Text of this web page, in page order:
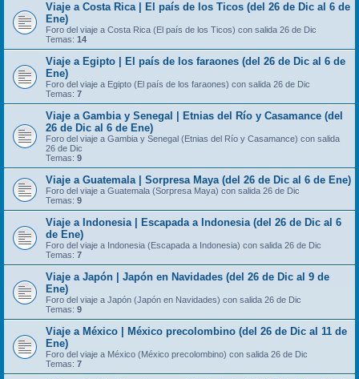
Viaje a Costa Rica | El país de los Ticos (del 26 de Dic al 6 de
Ene)
Foro del viaje a Costa Rica (El país de los Ticos) con salida 26 de Dic
Temas: 14
Viaje a Egipto | El país de los faraones (del 26 de Dic al 6 de
Ene)
Foro del viaje a Egipto (El país de los faraones) con salida 26 de Dic
Temas: 7
Viaje a Gambia y Senegal | Etnias del Río y Casamance (del
26 de Dic al 6 de Ene)
Foro del viaje a Gambia y Senegal (Etnias del Río y Casamance) con salida
26 de Dic
Temas: 9
Viaje a Guatemala | Sorpresa Maya (del 26 de Dic al 6 de Ene)
Foro del viaje a Guatemala (Sorpresa Maya) con salida 26 de Dic
Temas: 9
Viaje a Indonesia | Escapada a Indonesia (del 26 de Dic al 6
de Ene)
Foro del viaje a Indonesia (Escapada a Indonesia) con salida 26 de Dic
Temas: 7
Viaje a Japón | Japón en Navidades (del 26 de Dic al 9 de
Ene)
Foro del viaje a Japón (Japón en Navidades) con salida 26 de Dic
Temas: 9
Viaje a México | México precolombino (del 26 de Dic al 11 de
Ene)
Foro del viaje a México (México precolombino) con salida 26 de Dic
Temas: 7